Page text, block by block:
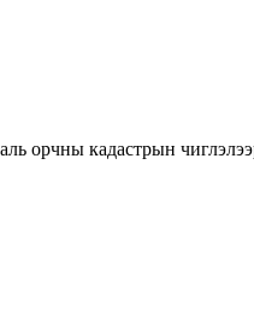
орчны кадастрын